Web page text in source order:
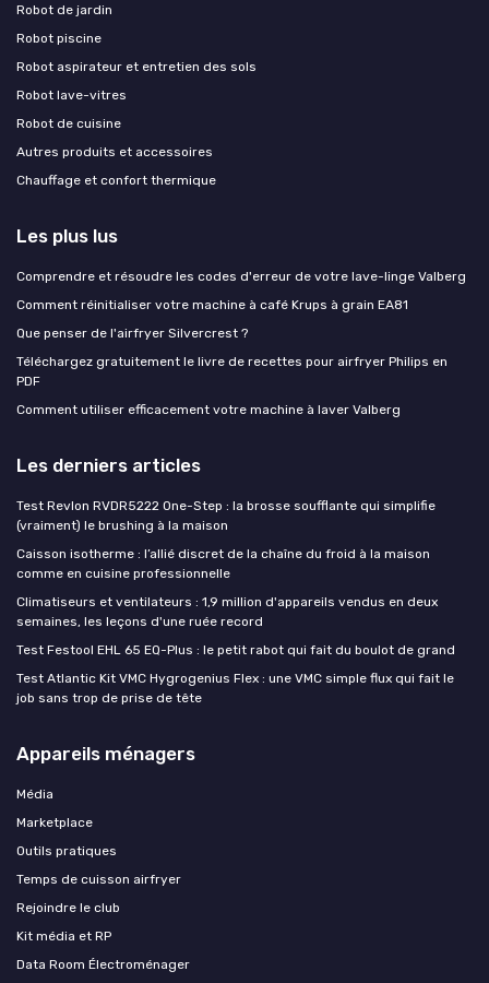
Robot de jardin
Robot piscine
Robot aspirateur et entretien des sols
Robot lave-vitres
Robot de cuisine
Autres produits et accessoires
Chauffage et confort thermique
Les plus lus
Comprendre et résoudre les codes d'erreur de votre lave-linge Valberg
Comment réinitialiser votre machine à café Krups à grain EA81
Que penser de l'airfryer Silvercrest ?
Téléchargez gratuitement le livre de recettes pour airfryer Philips en
PDF
Comment utiliser efficacement votre machine à laver Valberg
Les derniers articles
Test Revlon RVDR5222 One-Step : la brosse soufflante qui simplifie
(vraiment) le brushing à la maison
Caisson isotherme : l’allié discret de la chaîne du froid à la maison
comme en cuisine professionnelle
Climatiseurs et ventilateurs : 1,9 million d'appareils vendus en deux
semaines, les leçons d'une ruée record
Test Festool EHL 65 EQ-Plus : le petit rabot qui fait du boulot de grand
Test Atlantic Kit VMC Hygrogenius Flex : une VMC simple flux qui fait le
job sans trop de prise de tête
Appareils ménagers
Média
Marketplace
Outils pratiques
Temps de cuisson airfryer
Rejoindre le club
Kit média et RP
Data Room Électroménager